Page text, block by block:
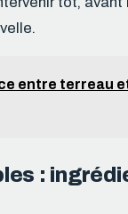
entre terreau
: